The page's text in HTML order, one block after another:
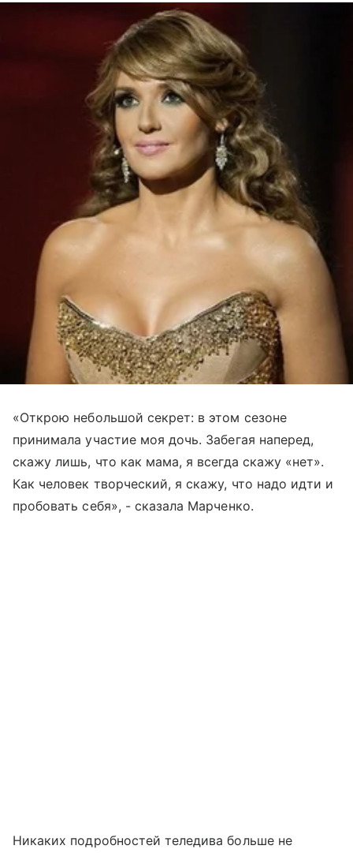
«Открою небольшой секрет: в этом сезоне
принимала участие моя дочь. Забегая наперед,
скажу лишь, что как мама, я всегда скажу «нет».
Как человек творческий, я скажу, что надо идти и
пробовать себя», - сказала Марченко.
Никаких подробностей теледива больше не